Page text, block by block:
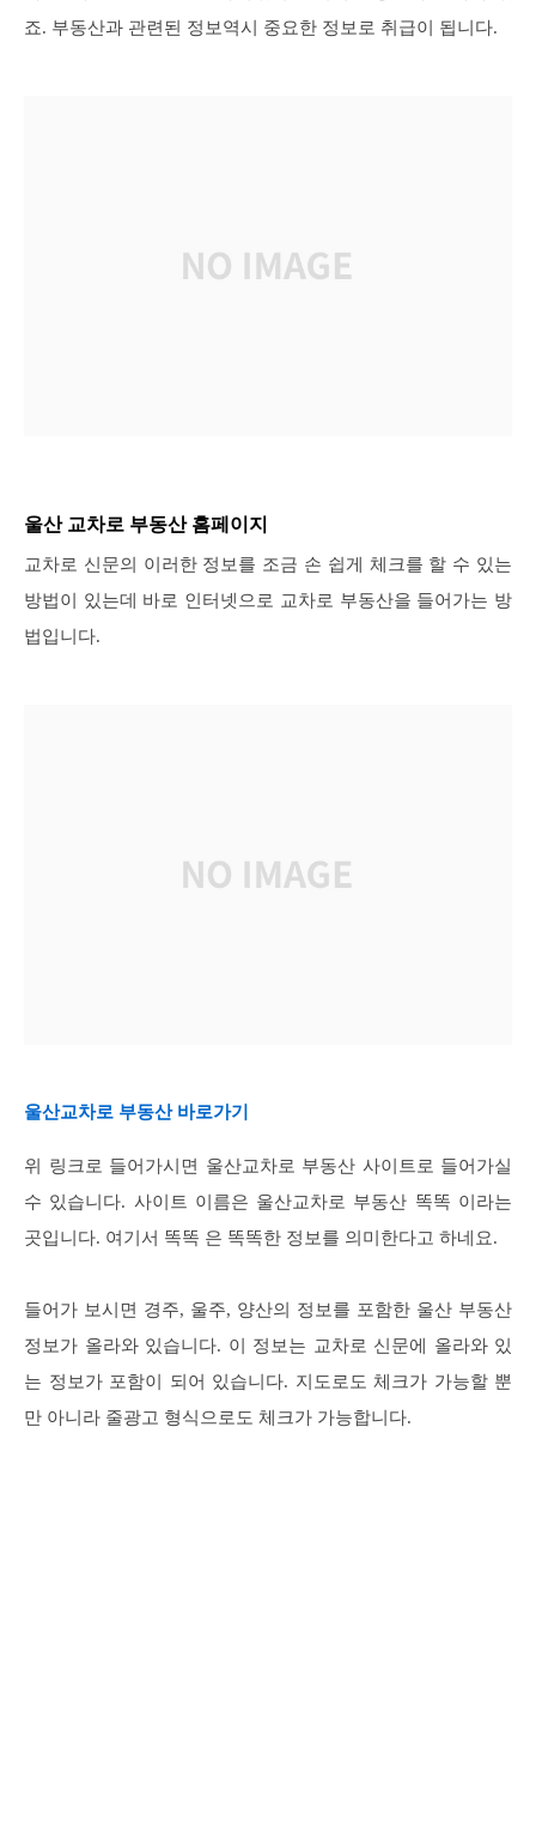
죠. 부동산과 관련된 정보역시 중요한 정보로 취급이 됩니다.
울산 교차로 부동산 홈페이지
교차로 신문의 이러한 정보를 조금 손 쉽게 체크를 할 수 있는
방법이 있는데 바로 인터넷으로 교차로 부동산을 들어가는 방
법입니다.
울산교차로 부동산 바로가기
위 링크로 들어가시면 울산교차로 부동산 사이트로 들어가실
수 있습니다. 사이트 이름은 울산교차로 부동산 똑똑 이라는
곳입니다. 여기서 똑똑 은 똑똑한 정보를 의미한다고 하네요.
들어가 보시면 경주, 울주, 양산의 정보를 포함한 울산 부동산
정보가 올라와 있습니다. 이 정보는 교차로 신문에 올라와 있
는 정보가 포함이 되어 있습니다. 지도로도 체크가 가능할 뿐
만 아니라 줄광고 형식으로도 체크가 가능합니다.